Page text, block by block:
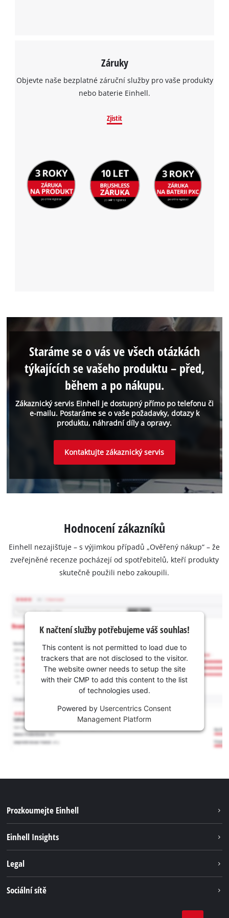
Záruky
Objevte naše bezplatné záruční služby pro vaše produkty
nebo baterie Einhell.
Zjistit
Zákaznický servis Einhell je dostupný přímo po telefonu či
e-mailu. Postaráme se o vaše požadavky, dotazy k
produktu, náhradní díly a opravy.
Staráme se o vás ve všech otázkách
týkajících se vašeho produktu – před,
během a po nákupu.
Kontaktujte zákaznický servis
Hodnocení zákazníků
Einhell nezajišťuje – s výjimkou případů „Ověřený nákup“ – že
zveřejněné recenze pocházejí od spotřebitelů, kteří produkty
skutečně použili nebo zakoupili.
K načtení služby potřebujeme váš souhlas!
This content is not permitted to load due to
trackers that are not disclosed to the visitor.
The website owner needs to setup the site
with their CMP to add this content to the list
of technologies used.
Powered by Usercentrics Consent
Management Platform
Prozkoumejte Einhell
Systém akumulátorů
Einhell Insights
Legal
Sociální sítě